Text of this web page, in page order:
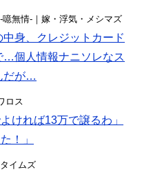
無情-｜嫁・浮気・メシマズ
身、クレジットカード
…個人情報ナニソレなス
だが…
ロス
ければ13万で譲るわ」
！」
イムズ